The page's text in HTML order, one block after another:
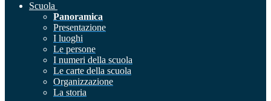
Scuola
Panoramica
Presentazione
I luoghi
Le persone
I numeri della scuola
Le carte della scuola
Organizzazione
La storia